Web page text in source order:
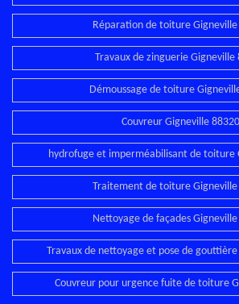
Réparation de toiture
Travaux de zinguerie Gigneville
Démoussage de toiture
Couvreur Gigneville 88320
hydrofuge et imperméabilisant de toiture
Traitement de toiture Gigneville
Nettoyage de façades
Travaux de nettoyage et pose de
Couvreur pour urgence fuite de toiture